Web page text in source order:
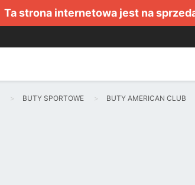
Ta strona internetowa jest na
BUTY SPORTOWE BUTY AMERICAN CLUB